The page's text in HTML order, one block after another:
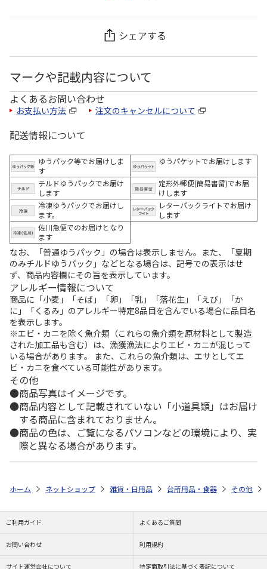
シェアする
マークや記載内容について
よくあるお問い合わせ
お支払い方法 注文のキャンセルについて
配送情報について
ゆうパック等でお届けしま
す
ゆうパケットでお届けします
チルドゆうパックでお届け
します
定形外郵便(簡易書留)でお届
けします
冷凍ゆうパックでお届けし
ます。
レターパックライトでお届け
します
佐川急便でのお届けとなり
ます
なお、「普通ゆうパック」の場合は表示しません。また、「夏期
のみチルドゆうパック」などとなる場合は、記号での表示はせ
ず、商品内容欄にその旨を表示しています。
アレルギー情報について
商品に「小麦」「そば」「卵」「乳」「落花生」「えび」「か
に」「くるみ」のアレルギー特定8品目を含んでいる場合に品目名
を表示します。
※エビ・カニを除く魚介類（これらの魚介類を原材料として製造
された加工品も含む）は、漁獲漁法によりエビ・カニが混じって
いる場合があります。 また、これらの魚介類は、エサとしてエ
ビ・カニを食べている可能性があります。
その他
商品写真はイメージです。
商品内容として記載されていない「小道具類」はお届け
する商品に含まれておりません。
商品の色は、ご覧になるパソコンなどの環境により、実
際と異なる場合があります。
ホーム ネットショップ 雑貨・日用品 台所用品・食器 その他
ご利用ガイド よくあるご質問
お問い合わせ 利用規約
サイト運営会社について 特定商取引法に基づく表記について